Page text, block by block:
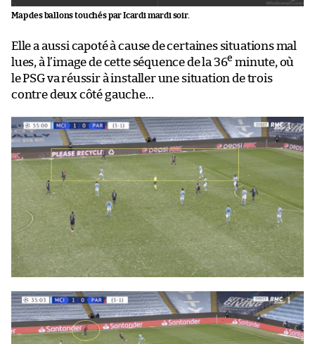
Map des ballons touchés par Icardi mardi soir.
Elle a aussi capoté à cause de certaines situations mal
lues, à l’image de cette séquence de la 36e minute, où
le PSG va réussir à installer une situation de trois
contre deux côté gauche…